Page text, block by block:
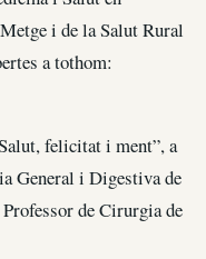
i de la Salut Rural
a tothom:
felicitat i ment”, a
General i Digestiva de
de Cirurgia de